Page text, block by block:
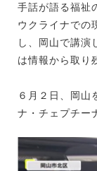
手話が語る福祉
ウクライナでの
し、岡山で講演
は情報から取り
６月２日、岡山
ナ・チェプチー